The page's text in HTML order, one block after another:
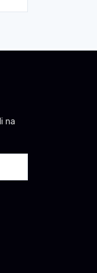
na